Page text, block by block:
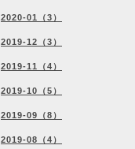
2020-01（3）
2019-12（3）
2019-11（4）
2019-10（5）
2019-09（8）
2019-08（4）